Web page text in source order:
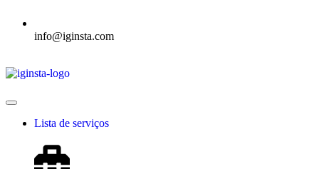
info@iginsta.com
Lista de serviços